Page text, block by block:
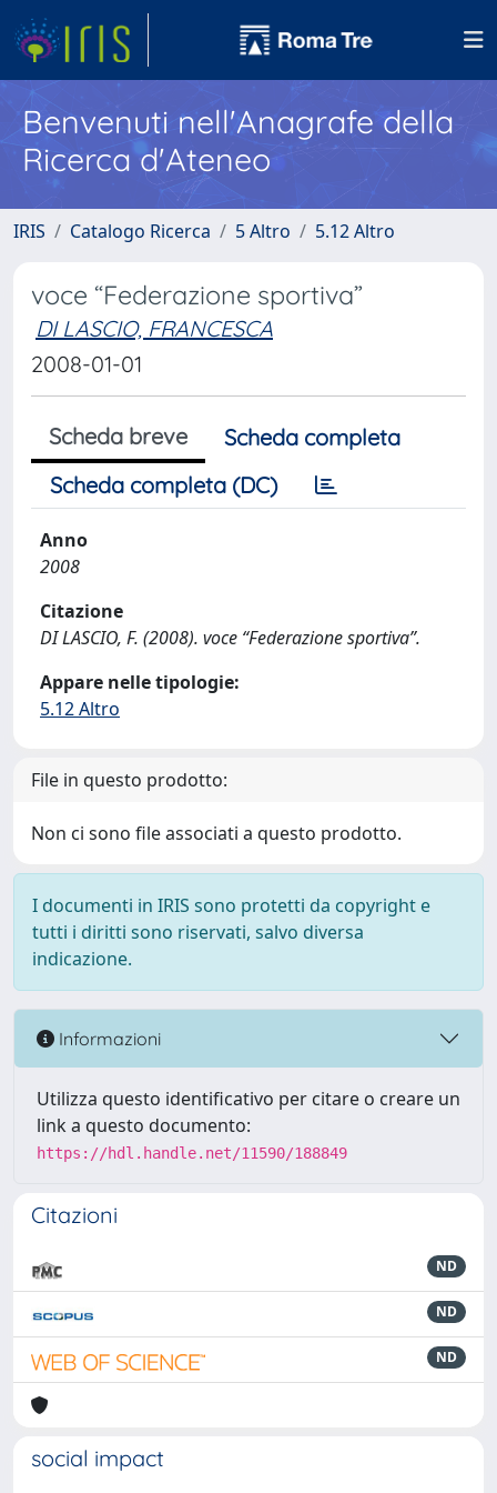
Benvenuti nell'Anagrafe della
Ricerca d'Ateneo
IRIS Catalogo Ricerca 5 Altro 5.12 Altro
voce “Federazione sportiva”
DI LASCIO, FRANCESCA
2008-01-01
Scheda breve
Scheda completa
Scheda completa (DC)
Anno
2008
Citazione
DI LASCIO, F. (2008). voce “Federazione sportiva”.
Appare nelle tipologie:
5.12 Altro
File in questo prodotto:
Non ci sono file associati a questo prodotto.
I documenti in IRIS sono protetti da copyright e
tutti i diritti sono riservati, salvo diversa
indicazione.
Informazioni
Utilizza questo identificativo per citare o creare un
link a questo documento:
https://hdl.handle.net/11590/188849
Citazioni
ND
ND
ND
social impact